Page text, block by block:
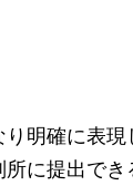
明確に表
に提出で